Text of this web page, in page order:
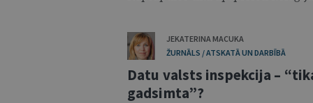
JEKATERINA MACUKA
ŽURNĀLS / ATSKATĀ UN DARBĪBĀ
Datu valsts inspekcija –
gadsimta”?